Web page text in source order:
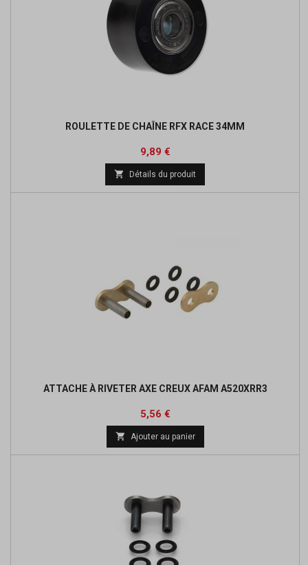
ROULETTE DE CHAÎNE RFX RACE 34MM
Prix
9,89 €Prix
base
 Détails du produit
ATTACHE À RIVETER AXE CREUX AFAM A520XRR3
Prix
5,56 €Prix
base
 Ajouter au panier